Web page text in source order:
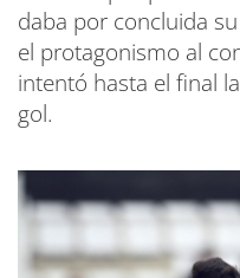
daba por concluida
el protagonismo al
intentó hasta el final
gol.